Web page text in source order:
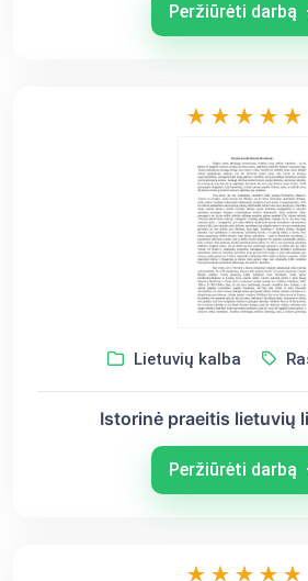
Peržiūrėti darbą
Lietuvių kalba
Istorinė praeitis lietuvių
Peržiūrėti darbą